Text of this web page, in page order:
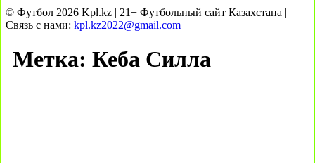
© Футбол 2026 Kpl.kz | 21+ Футбольный сайт Казахстана |
Связь с нами: kpl.kz2022@gmail.com
Метка: Кеба Силла